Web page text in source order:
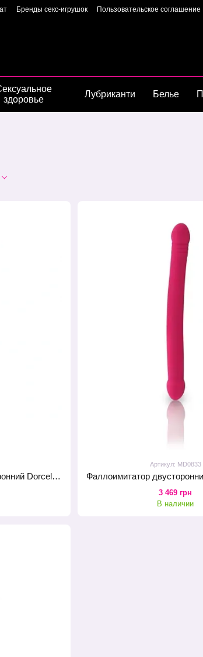
Бренды секс-игрушок Пользовательское соглашение
здоровье
Лубриканти Белье
Вибратор-пульсатор двусторонний Dorcel ORGASMIC DOUBLE DO
Артикул: MD0833
3 469 грн
В наличии